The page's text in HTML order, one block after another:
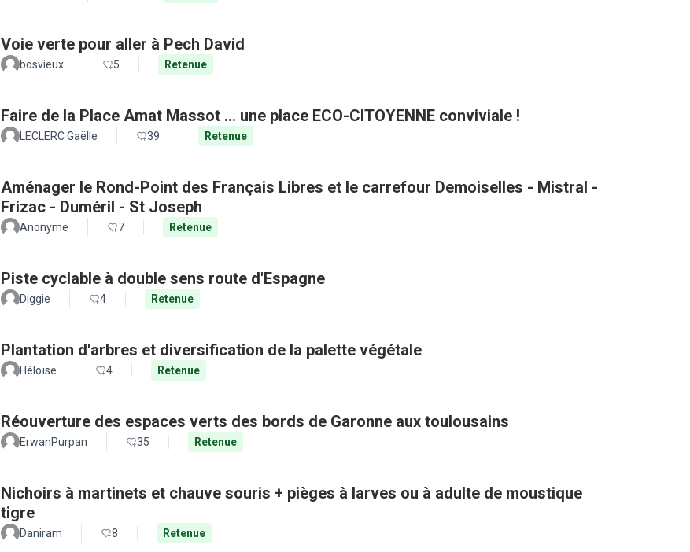
Voie verte pour aller à Pech David
bosvieux 5 Retenue
Faire de la Place Amat Massot ... une place ECO-CITOYENNE conviviale !
LECLERC Gaëlle 39 Retenue
Aménager le Rond-Point des Français Libres et le carrefour Demoiselles - Mistral -
Frizac - Duméril - St Joseph
Anonyme 7 Retenue
Piste cyclable à double sens route d'Espagne
Diggie 4 Retenue
Plantation d'arbres et diversification de la palette végétale
Héloïse 4 Retenue
Réouverture des espaces verts des bords de Garonne aux toulousains
ErwanPurpan 35 Retenue
Nichoirs à martinets et chauve souris + pièges à larves ou à adulte de moustique
tigre
Daniram 8 Retenue